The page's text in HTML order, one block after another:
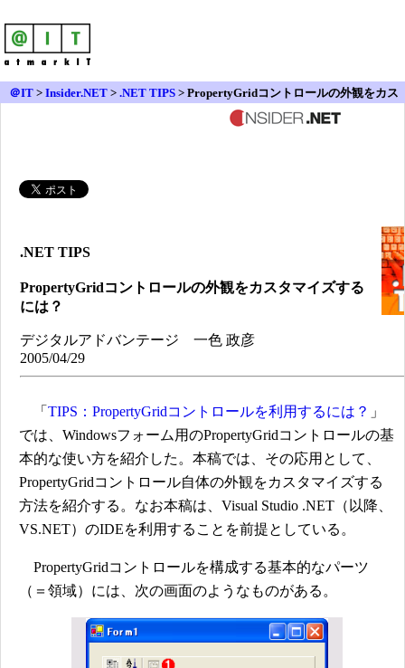
＠IT > Insider.NET > .NET TIPS > PropertyGridコントロールの外観をカス
.NET TIPS
PropertyGridコントロールの外観をカスタマイズする
には？
デジタルアドバンテージ 一色 政彦
2005/04/29
「 TIPS：PropertyGridコントロールを利用するには？ 」
では、Windowsフォーム用のPropertyGridコントロールの基
本的な使い方を紹介した。本稿では、その応用として、
PropertyGridコントロール自体の外観をカスタマイズする
方法を紹介する。なお本稿は、Visual Studio .NET（以降、
VS.NET）のIDEを利用することを前提としている。
PropertyGridコントロールを構成する基本的なパーツ
（＝領域）には、次の画面のようなものがある。